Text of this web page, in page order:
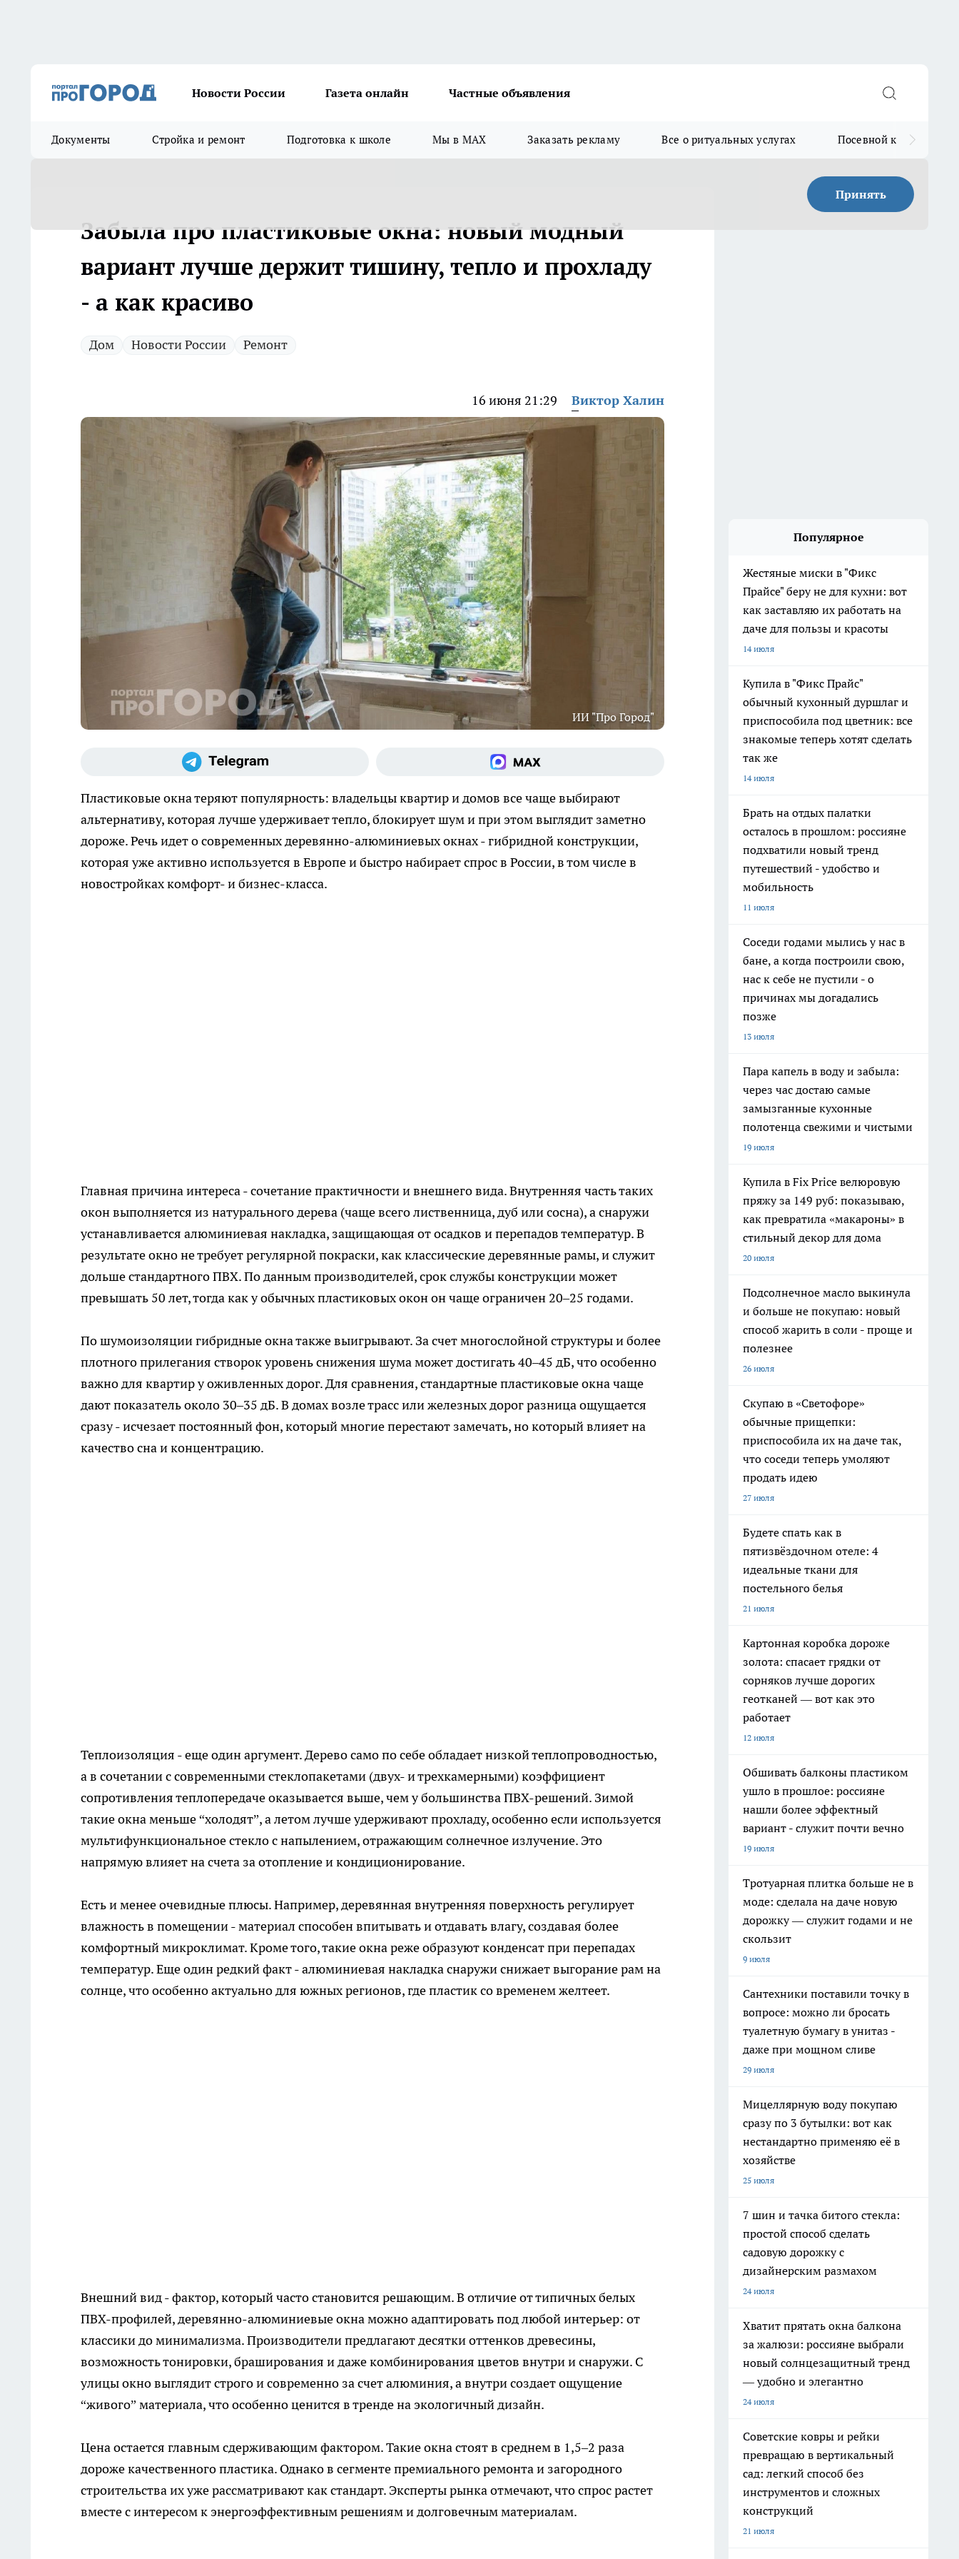
Новости России Газета онлайн Частные объявления
Документы Стройка и ремонт Подготовка к школе Мы в MAX Заказать рекламу Все о ритуальных услугах Посевной календарь
Принять
Забыла про пластиковые окна: новый модный
вариант лучше держит тишину, тепло и прохладу
- а как красиво
Дом Новости России Ремонт
16 июня 21:29 Виктор Халин
ИИ "Про Город"
Пластиковые окна теряют популярность: владельцы квартир и домов все чаще выбирают
альтернативу, которая лучше удерживает тепло, блокирует шум и при этом выглядит заметно
дороже. Речь идет о современных деревянно-алюминиевых окнах - гибридной конструкции,
которая уже активно используется в Европе и быстро набирает спрос в России, в том числе в
новостройках комфорт- и бизнес-класса.
Главная причина интереса - сочетание практичности и внешнего вида. Внутренняя часть таких
окон выполняется из натурального дерева (чаще всего лиственница, дуб или сосна), а снаружи
устанавливается алюминиевая накладка, защищающая от осадков и перепадов температур. В
результате окно не требует регулярной покраски, как классические деревянные рамы, и служит
дольше стандартного ПВХ. По данным производителей, срок службы конструкции может
превышать 50 лет, тогда как у обычных пластиковых окон он чаще ограничен 20–25 годами.
По шумоизоляции гибридные окна также выигрывают. За счет многослойной структуры и более
плотного прилегания створок уровень снижения шума может достигать 40–45 дБ, что особенно
важно для квартир у оживленных дорог. Для сравнения, стандартные пластиковые окна чаще
дают показатель около 30–35 дБ. В домах возле трасс или железных дорог разница ощущается
сразу - исчезает постоянный фон, который многие перестают замечать, но который влияет на
качество сна и концентрацию.
Теплоизоляция - еще один аргумент. Дерево само по себе обладает низкой теплопроводностью,
а в сочетании с современными стеклопакетами (двух- и трехкамерными) коэффициент
сопротивления теплопередаче оказывается выше, чем у большинства ПВХ-решений. Зимой
такие окна меньше “холодят”, а летом лучше удерживают прохладу, особенно если используется
мультифункциональное стекло с напылением, отражающим солнечное излучение. Это
напрямую влияет на счета за отопление и кондиционирование.
Есть и менее очевидные плюсы. Например, деревянная внутренняя поверхность регулирует
влажность в помещении - материал способен впитывать и отдавать влагу, создавая более
комфортный микроклимат. Кроме того, такие окна реже образуют конденсат при перепадах
температур. Еще один редкий факт - алюминиевая накладка снаружи снижает выгорание рам на
солнце, что особенно актуально для южных регионов, где пластик со временем желтеет.
Внешний вид - фактор, который часто становится решающим. В отличие от типичных белых
ПВХ-профилей, деревянно-алюминиевые окна можно адаптировать под любой интерьер: от
классики до минимализма. Производители предлагают десятки оттенков древесины,
возможность тонировки, браширования и даже комбинирования цветов внутри и снаружи. С
улицы окно выглядит строго и современно за счет алюминия, а внутри создает ощущение
“живого” материала, что особенно ценится в тренде на экологичный дизайн.
Цена остается главным сдерживающим фактором. Такие окна стоят в среднем в 1,5–2 раза
дороже качественного пластика. Однако в сегменте премиального ремонта и загородного
строительства их уже рассматривают как стандарт. Эксперты рынка отмечают, что спрос растет
вместе с интересом к энергоэффективным решениям и долговечным материалам.
Популярное
Жестяные миски в "Фикс
Прайсе" беру не для кухни: вот
как заставляю их работать на
даче для пользы и красоты
14 июля
Купила в "Фикс Прайс"
обычный кухонный дуршлаг и
приспособила под цветник: все
знакомые теперь хотят сделать
так же
14 июля
Брать на отдых палатки
осталось в прошлом: россияне
подхватили новый тренд
путешествий - удобство и
мобильность
11 июля
Соседи годами мылись у нас в
бане, а когда построили свою,
нас к себе не пустили - о
причинах мы догадались
позже
13 июля
Пара капель в воду и забыла:
через час достаю самые
замызганные кухонные
полотенца свежими и чистыми
19 июля
Купила в Fix Price велюровую
пряжу за 149 руб: показываю,
как превратила «макароны» в
стильный декор для дома
20 июля
Подсолнечное масло выкинула
и больше не покупаю: новый
способ жарить в соли - проще и
полезнее
26 июля
Скупаю в «Светофоре»
обычные прищепки:
приспособила их на даче так,
что соседи теперь умоляют
продать идею
27 июля
Будете спать как в
пятизвёздочном отеле: 4
идеальные ткани для
постельного белья
21 июля
Картонная коробка дороже
золота: спасает грядки от
сорняков лучше дорогих
геотканей — вот как это
работает
12 июля
Обшивать балконы пластиком
ушло в прошлое: россияне
нашли более эффектный
вариант - служит почти вечно
19 июля
Тротуарная плитка больше не в
моде: сделала на даче новую
дорожку — служит годами и не
скользит
9 июля
Сантехники поставили точку в
вопросе: можно ли бросать
туалетную бумагу в унитаз -
даже при мощном сливе
29 июля
Мицеллярную воду покупаю
сразу по 3 бутылки: вот как
нестандартно применяю её в
хозяйстве
25 июля
7 шин и тачка битого стекла:
простой способ сделать
садовую дорожку с
дизайнерским размахом
24 июля
Хватит прятать окна балкона
за жалюзи: россияне выбрали
новый солнцезащитный тренд
— удобно и элегантно
24 июля
Советские ковры и рейки
превращаю в вертикальный
сад: легкий способ без
инструментов и сложных
конструкций
21 июля